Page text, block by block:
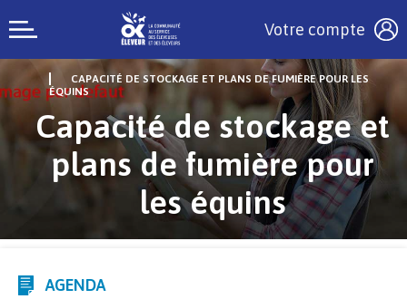
Votre compte
CAPACITÉ DE STOCKAGE ET PLANS DE FUMIÈRE POUR LES
ÉQUINS
Capacité de stockage et
plans de fumière pour
les équins
AGENDA